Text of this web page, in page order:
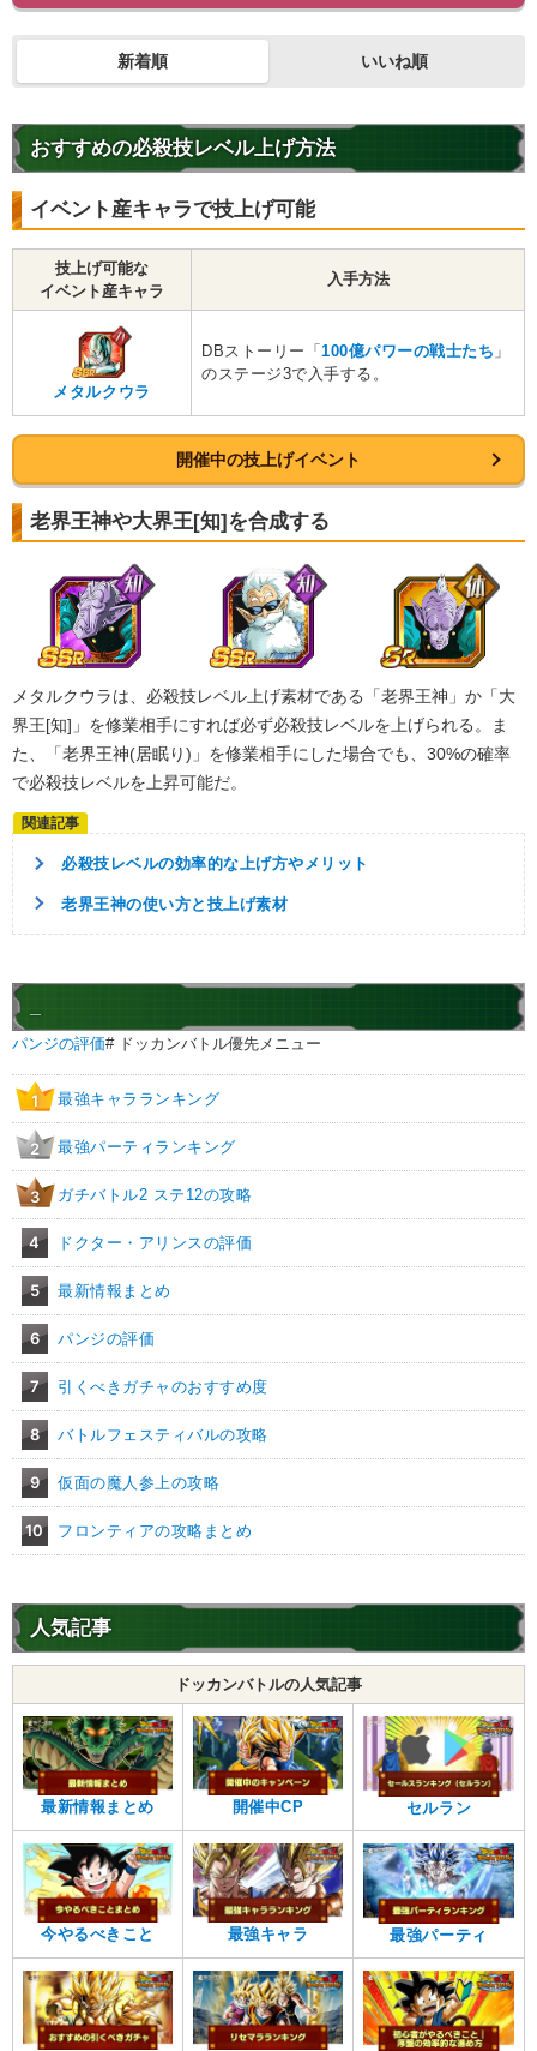
新着順 いいね順
おすすめの必殺技レベル上げ方法
イベント産キャラで技上げ可能
技上げ可能な
イベント産キャラ
入手方法
メタルクウラ
DBストーリー「100億パワーの戦士たち 」
のステージ3で入手する。
開催中の技上げイベント
老界王神や大界王[知]を合成する
メタルクウラは、必殺技レベル上げ素材である「老界王神」か「大
界王[知]」を修業相手にすれば必ず必殺技レベルを上げられる。ま
た、「老界王神(居眠り)」を修業相手にした場合でも、30%の確率
で必殺技レベルを上昇可能だ。
必殺技レベルの効率的な上げ方やメリット
老界王神の使い方と技上げ素材
パンジの評価# ドッカンバトル優先メニュー
1 最強キャラランキング
2 最強パーティランキング
3 ガチバトル2 ステ12の攻略
4 ドクター・アリンスの評価
5 最新情報まとめ
6 パンジの評価
7 引くべきガチャのおすすめ度
8 バトルフェスティバルの攻略
9 仮面の魔人参上の攻略
10 フロンティアの攻略まとめ
人気記事
ドッカンバトルの人気記事
最新情報まとめ 開催中CP セルラン
今やるべきこと 最強キャラ 最強パーティ